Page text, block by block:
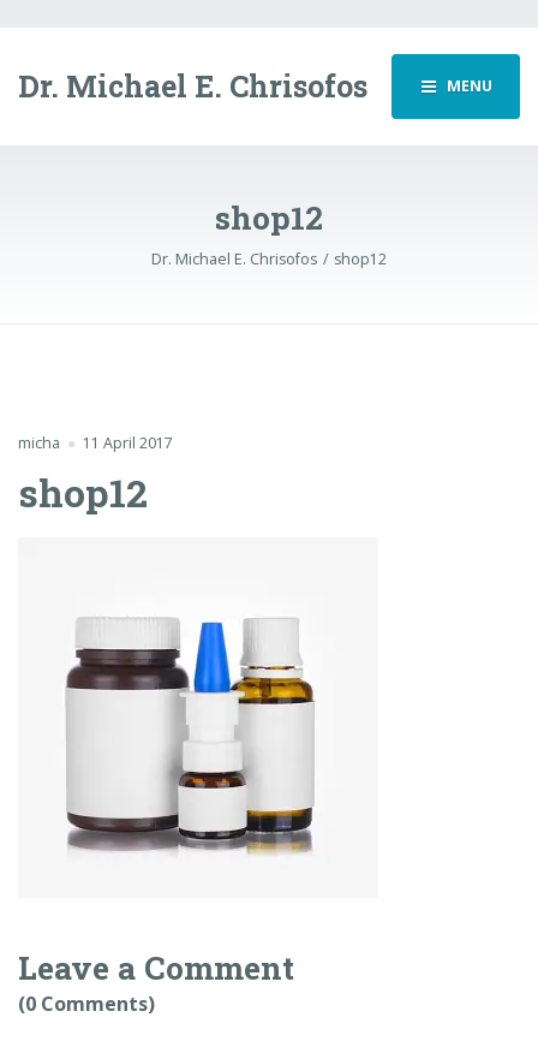
Dr. Michael E. Chrisofos MENU
shop12
Dr. Michael E. Chrisofos shop12
micha 11 April 2017
shop12
Leave a Comment
(0 Comments)